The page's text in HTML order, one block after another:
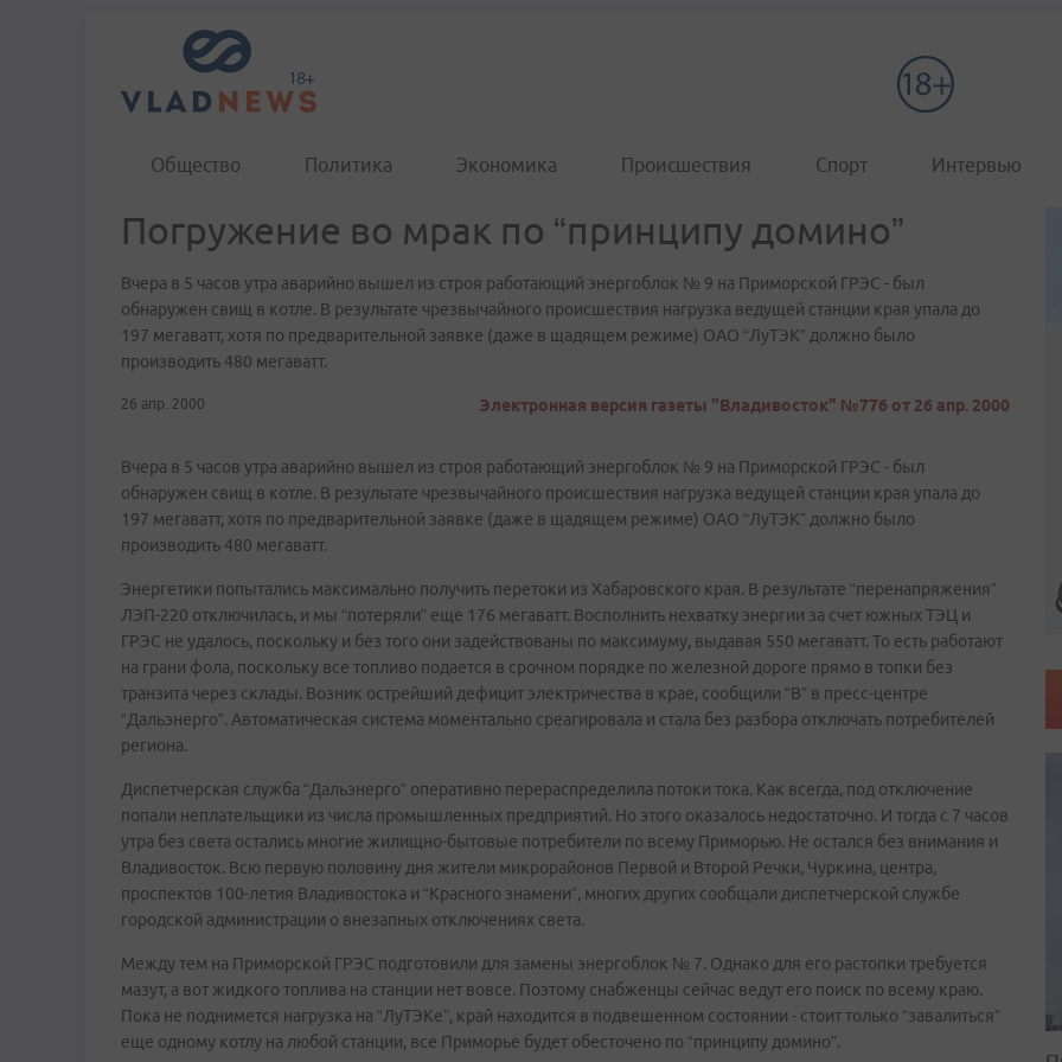
Общество Политика Экономика Происшествия Спорт Интервью
Погружение во мрак по “принципу домино”
Вчера в 5 часов утра аварийно вышел из строя работающий энергоблок № 9 на Приморской ГРЭС - был
обнаружен свищ в котле. В результате чрезвычайного происшествия нагрузка ведущей станции края упала до
197 мегаватт, хотя по предварительной заявке (даже в щадящем режиме) ОАО “ЛуТЭК” должно было
производить 480 мегаватт.
26 апр. 2000 Электронная версия газеты "Владивосток" №776 от 26 апр. 2000
Вчера в 5 часов утра аварийно вышел из строя работающий энергоблок № 9 на Приморской ГРЭС - был
обнаружен свищ в котле. В результате чрезвычайного происшествия нагрузка ведущей станции края упала до
197 мегаватт, хотя по предварительной заявке (даже в щадящем режиме) ОАО “ЛуТЭК” должно было
производить 480 мегаватт.
Энергетики попытались максимально получить перетоки из Хабаровского края. В результате “перенапряжения”
ЛЭП-220 отключилась, и мы “потеряли” еще 176 мегаватт. Восполнить нехватку энергии за счет южных ТЭЦ и
ГРЭС не удалось, поскольку и без того они задействованы по максимуму, выдавая 550 мегаватт. То есть работают
на грани фола, поскольку все топливо подается в срочном порядке по железной дороге прямо в топки без
транзита через склады. Возник острейший дефицит электричества в крае, сообщили “В” в пресс-центре
“Дальэнерго”. Автоматическая система моментально среагировала и стала без разбора отключать потребителей
региона.
Диспетчерская служба “Дальэнерго” оперативно перераспределила потоки тока. Как всегда, под отключение
попали неплательщики из числа промышленных предприятий. Но этого оказалось недостаточно. И тогда с 7 часов
утра без света остались многие жилищно-бытовые потребители по всему Приморью. Не остался без внимания и
Владивосток. Всю первую половину дня жители микрорайонов Первой и Второй Речки, Чуркина, центра,
проспектов 100-летия Владивостока и “Красного знамени”, многих других сообщали диспетчерской службе
городской администрации о внезапных отключениях света.
Между тем на Приморской ГРЭС подготовили для замены энергоблок № 7. Однако для его растопки требуется
мазут, а вот жидкого топлива на станции нет вовсе. Поэтому снабженцы сейчас ведут его поиск по всему краю.
Пока не поднимется нагрузка на “ЛуТЭКе”, край находится в подвешенном состоянии - стоит только “завалиться”
еще одному котлу на любой станции, все Приморье будет обесточено по “принципу домино”.